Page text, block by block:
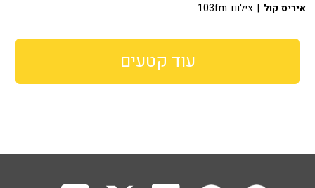
איריס קול | צילום: 103fm
עוד קטעים